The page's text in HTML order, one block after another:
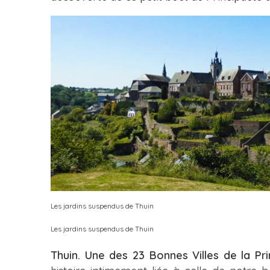
Les jardins suspendus de Thuin
Les jardins suspendus de Thuin
Thuin. Une des 23 Bonnes Villes de la